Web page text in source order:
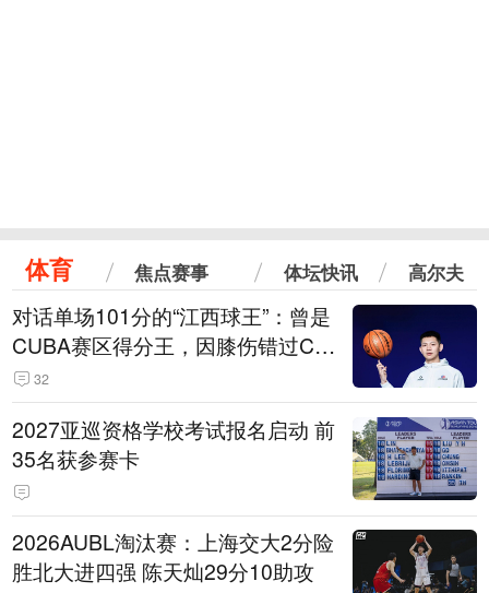
体育 焦点赛事 体坛快讯 高尔夫
对话单场101分的“江西球王”：曾是
CUBA赛区得分王，因膝伤错过CB
A选秀
32
2027亚巡资格学校考试报名启动 前
35名获参赛卡
2026AUBL淘汰赛：上海交大2分险
胜北大进四强 陈天灿29分10助攻